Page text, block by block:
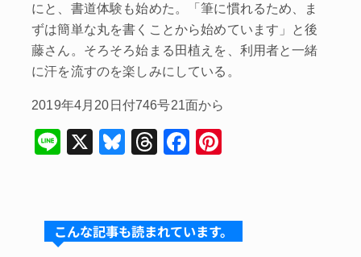
にと、書道体験も始めた。「筆に慣れるため、ま
ずは簡単な丸を書くことから始めています」と後
藤さん。そろそろ始まる田植えを、利用者と一緒
に汗を流すのを楽しみにしている。
2019年4月20日付746号21面から
Li
X
Bl
s
k
T
a
d
F
e
b
e
st
こんな記事も読まれています。